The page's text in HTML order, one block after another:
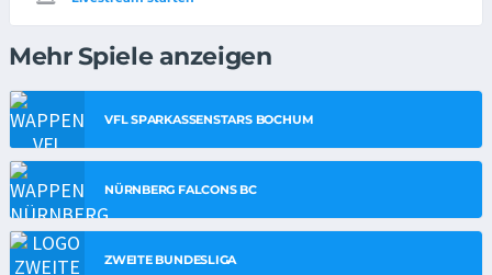
Mehr Spiele anzeigen
VFL SPARKASSENSTARS BOCHUM
NÜRNBERG FALCONS BC
ZWEITE BUNDESLIGA